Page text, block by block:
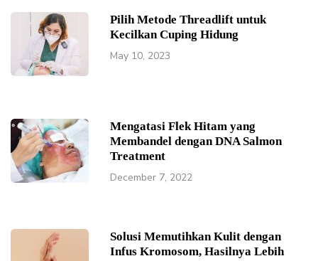
Pilih Metode Threadlift untuk
Kecilkan Cuping Hidung
May 10, 2023
Mengatasi Flek Hitam yang
Membandel dengan DNA Salmon
Treatment
December 7, 2022
Solusi Memutihkan Kulit dengan
Infus Kromosom, Hasilnya Lebih